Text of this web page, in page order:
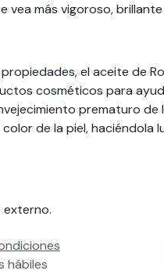
vea más vigoroso,
el aceite de
cosméticos para
prematuro de
de la piel, haciéndola
externo.
hábiles